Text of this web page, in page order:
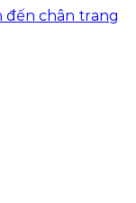
đến chân trang